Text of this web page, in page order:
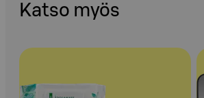
Katso myös